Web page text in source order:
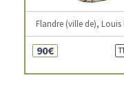
Flandre (ville de),
90€